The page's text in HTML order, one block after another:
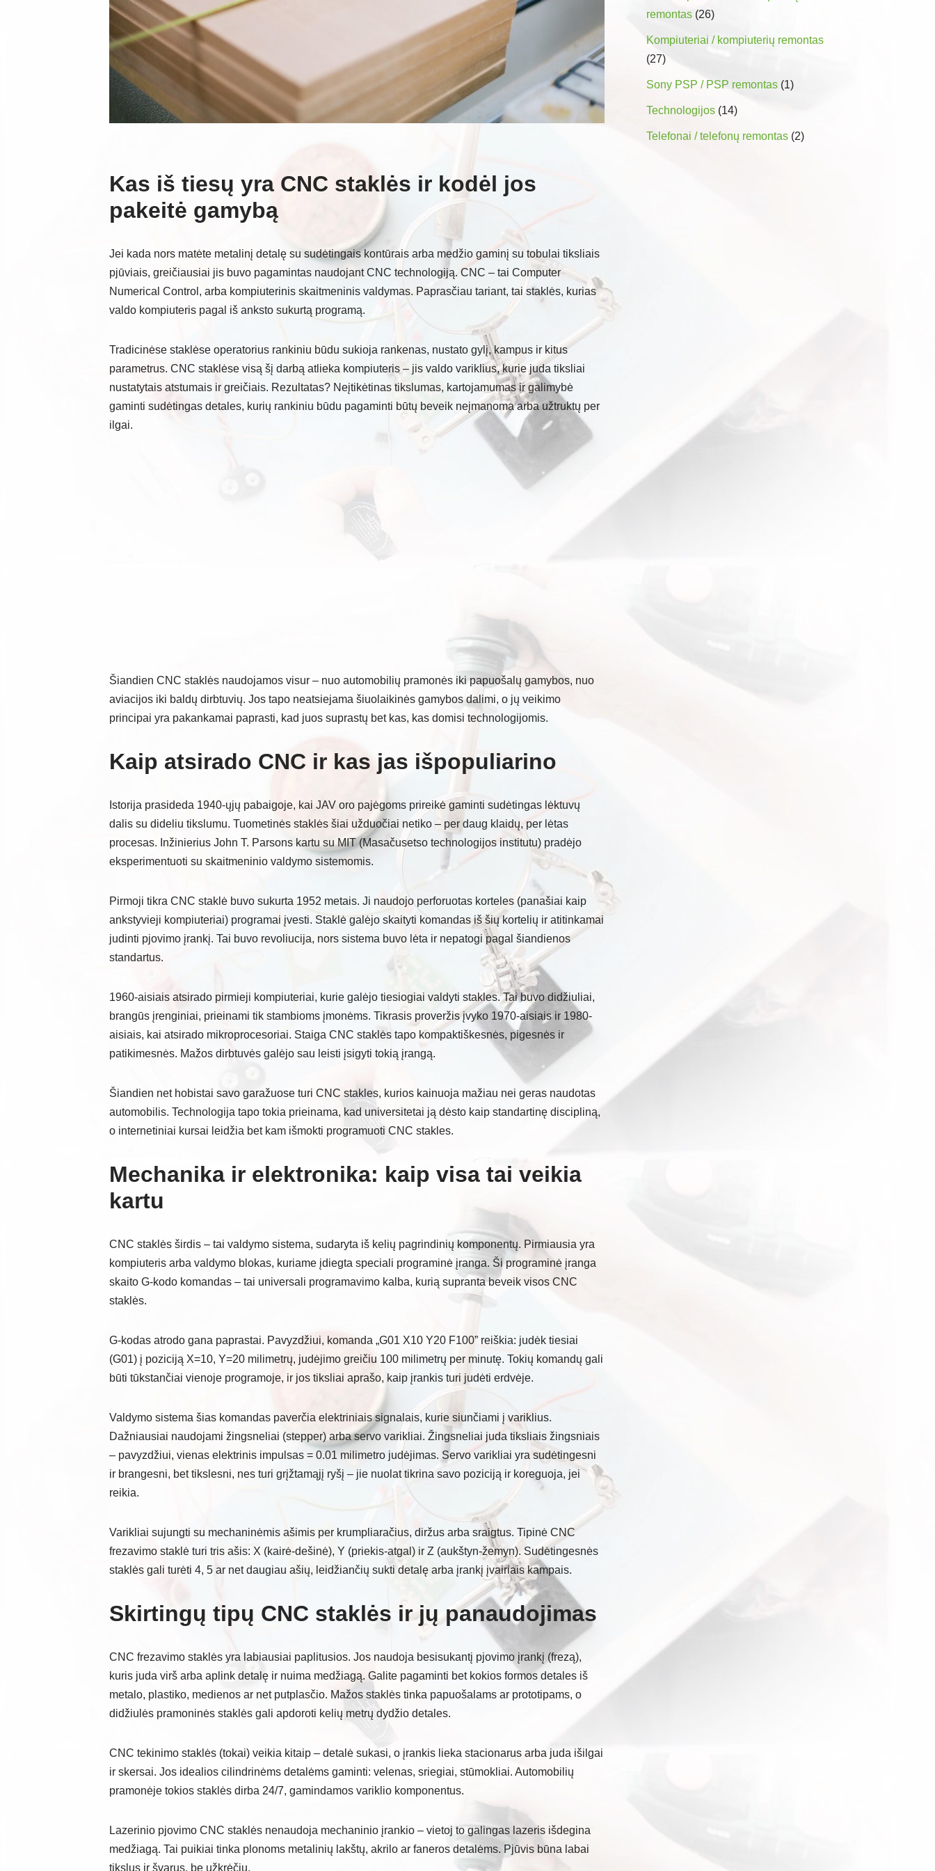
Kas iš tiesų yra CNC staklės ir kodėl jos
pakeitė gamybą
Jei kada nors matėte metalinį detalę su sudėtingais kontūrais arba medžio gaminį su tobulai tiksliais
pjūviais, greičiausiai jis buvo pagamintas naudojant CNC technologiją. CNC – tai Computer
Numerical Control, arba kompiuterinis skaitmeninis valdymas. Paprasčiau tariant, tai staklės, kurias
valdo kompiuteris pagal iš anksto sukurtą programą.
Tradicinėse staklėse operatorius rankiniu būdu sukioja rankenas, nustato gylį, kampus ir kitus
parametrus. CNC staklėse visą šį darbą atlieka kompiuteris – jis valdo variklius, kurie juda tiksliai
nustatytais atstumais ir greičiais. Rezultatas? Neįtikėtinas tikslumas, kartojamumas ir galimybė
gaminti sudėtingas detales, kurių rankiniu būdu pagaminti būtų beveik neįmanoma arba užtruktų per
ilgai.
Šiandien CNC staklės naudojamos visur – nuo automobilių pramonės iki papuošalų gamybos, nuo
aviacijos iki baldų dirbtuvių. Jos tapo neatsiejama šiuolaikinės gamybos dalimi, o jų veikimo
principai yra pakankamai paprasti, kad juos suprastų bet kas, kas domisi technologijomis.
Kaip atsirado CNC ir kas jas išpopuliarino
Istorija prasideda 1940-ųjų pabaigoje, kai JAV oro pajėgoms prireikė gaminti sudėtingas lėktuvų
dalis su dideliu tikslumu. Tuometinės staklės šiai užduočiai netiko – per daug klaidų, per lėtas
procesas. Inžinierius John T. Parsons kartu su MIT (Masačusetso technologijos institutu) pradėjo
eksperimentuoti su skaitmeninio valdymo sistemomis.
Pirmoji tikra CNC staklė buvo sukurta 1952 metais. Ji naudojo perforuotas korteles (panašiai kaip
ankstyvieji kompiuteriai) programai įvesti. Staklė galėjo skaityti komandas iš šių kortelių ir atitinkamai
judinti pjovimo įrankį. Tai buvo revoliucija, nors sistema buvo lėta ir nepatogi pagal šiandienos
standartus.
1960-aisiais atsirado pirmieji kompiuteriai, kurie galėjo tiesiogiai valdyti stakles. Tai buvo didžiuliai,
brangūs įrenginiai, prieinami tik stambioms įmonėms. Tikrasis proveržis įvyko 1970-aisiais ir 1980-
aisiais, kai atsirado mikroprocesoriai. Staiga CNC staklės tapo kompaktiškesnės, pigesnės ir
patikimesnės. Mažos dirbtuvės galėjo sau leisti įsigyti tokią įrangą.
Šiandien net hobistai savo garažuose turi CNC stakles, kurios kainuoja mažiau nei geras naudotas
automobilis. Technologija tapo tokia prieinama, kad universitetai ją dėsto kaip standartinę discipliną,
o internetiniai kursai leidžia bet kam išmokti programuoti CNC stakles.
Mechanika ir elektronika: kaip visa tai veikia
kartu
CNC staklės širdis – tai valdymo sistema, sudaryta iš kelių pagrindinių komponentų. Pirmiausia yra
kompiuteris arba valdymo blokas, kuriame įdiegta speciali programinė įranga. Ši programinė įranga
skaito G-kodo komandas – tai universali programavimo kalba, kurią supranta beveik visos CNC
staklės.
G-kodas atrodo gana paprastai. Pavyzdžiui, komanda „G01 X10 Y20 F100” reiškia: judėk tiesiai
(G01) į poziciją X=10, Y=20 milimetrų, judėjimo greičiu 100 milimetrų per minutę. Tokių komandų gali
būti tūkstančiai vienoje programoje, ir jos tiksliai aprašo, kaip įrankis turi judėti erdvėje.
Valdymo sistema šias komandas paverčia elektriniais signalais, kurie siunčiami į variklius.
Dažniausiai naudojami žingsneliai (stepper) arba servo varikliai. Žingsneliai juda tiksliais žingsniais
– pavyzdžiui, vienas elektrinis impulsas = 0.01 milimetro judėjimas. Servo varikliai yra sudėtingesni
ir brangesni, bet tikslesni, nes turi grįžtamąjį ryšį – jie nuolat tikrina savo poziciją ir koreguoja, jei
reikia.
Varikliai sujungti su mechaninėmis ašimis per krumpliaračius, diržus arba sraigtus. Tipinė CNC
frezavimo staklė turi tris ašis: X (kairė-dešinė), Y (priekis-atgal) ir Z (aukštyn-žemyn). Sudėtingesnės
staklės gali turėti 4, 5 ar net daugiau ašių, leidžiančių sukti detalę arba įrankį įvairiais kampais.
Skirtingų tipų CNC staklės ir jų panaudojimas
CNC frezavimo staklės yra labiausiai paplitusios. Jos naudoja besisukantį pjovimo įrankį (frezą),
kuris juda virš arba aplink detalę ir nuima medžiagą. Galite pagaminti bet kokios formos detales iš
metalo, plastiko, medienos ar net putplasčio. Mažos staklės tinka papuošalams ar prototipams, o
didžiulės pramoninės staklės gali apdoroti kelių metrų dydžio detales.
CNC tekinimo staklės (tokai) veikia kitaip – detalė sukasi, o įrankis lieka stacionarus arba juda išilgai
ir skersai. Jos idealios cilindrinėms detalėms gaminti: velenas, sriegiai, stūmokliai. Automobilių
pramonėje tokios staklės dirba 24/7, gamindamos variklio komponentus.
Lazerinio pjovimo CNC staklės nenaudoja mechaninio įrankio – vietoj to galingas lazeris išdegina
medžiagą. Tai puikiai tinka plonoms metalinių lakštų, akrilo ar faneros detalėms. Pjūvis būna labai
tikslus ir švarus, be užkrėčių.
remontas (26)
Kompiuteriai / kompiuterių remontas
(27)
Sony PSP / PSP remontas (1)
Technologijos (14)
Telefonai / telefonų remontas (2)